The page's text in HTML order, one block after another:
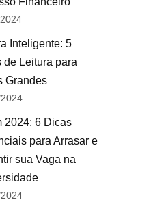
Inteligente: 5
de Leitura para
Grandes
2024: 6 Dicas
para Arrasar e
sua Vaga na